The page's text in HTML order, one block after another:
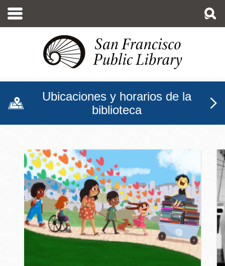
contenido
Ubicaciones y horarios de la
biblioteca
Biblioteca Pública de San